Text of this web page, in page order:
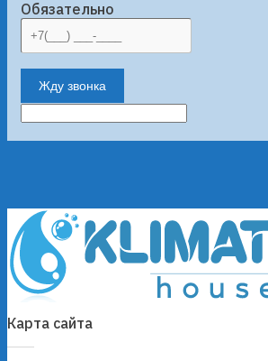
Обязательно
Жду звонка
Карта сайта